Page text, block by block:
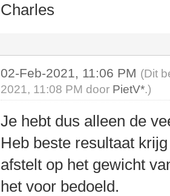
Charles
02-Feb-2021, 11:06 PM (Dit
2021, 11:08 PM door PietV*.)
Je hebt dus alleen de
Heb beste resultaat
afstelt op het gewicht
het voor bedoeld.